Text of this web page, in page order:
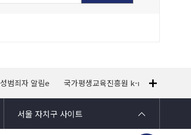
성범죄자 알림e 국가평생교육진흥원 k-mooc
서울 자치구 사이트